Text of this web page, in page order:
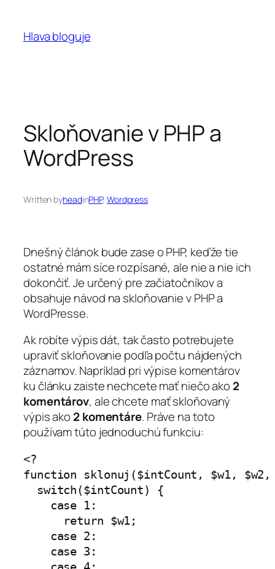
obsahHlava bloguje
Skloňovanie v PHP a
WordPress
Written byheadinPHP, Wordpress
Dnešný článok bude zase o PHP, keďže tie
ostatné mám síce rozpísané, ale nie a nie ich
dokončiť. Je určený pre začiatočníkov a
obsahuje návod na skloňovanie v PHP a
WordPresse.
Ak robíte výpis dát, tak často potrebujete
upraviť skloňovanie podľa počtu nájdených
záznamov. Napríklad pri výpise komentárov
ku článku zaiste nechcete mať niečo ako 2
komentárov, ale chcete mať skloňovaný
výpis ako 2 komentáre. Práve na toto
používam túto jednoduchú funkciu:
<?
function sklonuj($intCount, $w1,
  switch($intCount) {
    case 1:
      return $w1;
    case 2:
    case 3: